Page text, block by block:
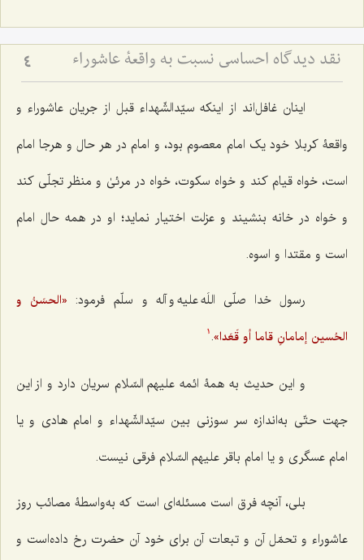
نقد دیدگاه احساسی نسبت به واقعۀ عاشوراء 4
اینان غافل‌اند از اینکه سیّدالشّهداء قبل از جریان عاشوراء و
واقعۀ کربلا خود یک امام معصوم بود، و امام در هر حال و هرجا امام
است، خواه قیام کند و خواه سکوت، خواه در مرئیٰ و منظر تجلّی کند
و خواه در خانه بنشیند و عزلت اختیار نماید؛ او در همه حال امام
است و مقتدا و اسوه.
رسول خدا صلّی اللَه علیه و آله و سلّم فرمود: «الحسَنُ و
الحُسین إمامانِ قاما أو قَعَدا».
1
و این حدیث به همۀ ائمه علیهم السّلام سریان دارد و از این
جهت حتّی به‌اندازه سر سوزنی بین سیّدالشّهداء و امام هادی و یا
امام عسگری و یا امام باقر علیهم السّلام فرقی نیست.
بلی، آنچه فرق است مسئله‌ای است که به‌واسطۀ مصائب روز
عاشوراء و تحمّل آن و تبعات آن برای خود آن حضرت رخ داده‌است و